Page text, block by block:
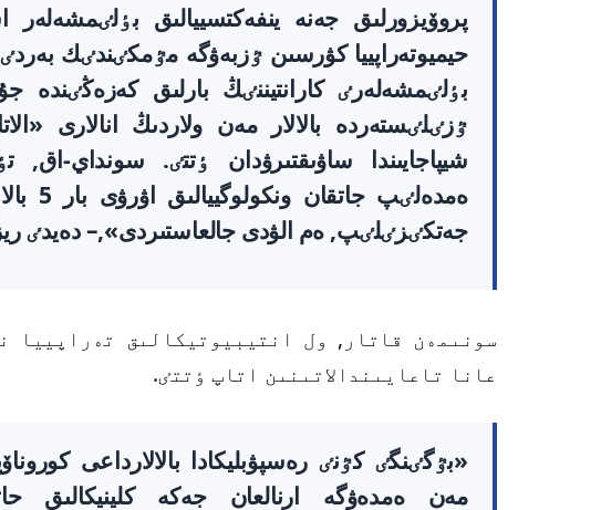
پروۆيزورلىق جەنە ينفەكتسييالىق
حيميوتەراپييا كۋرسىن ٷزبەۋگە مٷمكٸندٸك بەردٸ.
بٶلٸمشەلەرٸ كارانتيننٸڭ بارلىق
ٷزٸلٸستەردە بالالار مەن ولاردىڭ انالارى
شيپاجايىندا ساۋىقتىرۋدان ٶتتٸ. سونداي-اق,
جەتكٸزٸلٸپ, ەم الۋدى جالعاستىردى»,– دەيدٸ ريزا
سونىمەن قاتار, ول انتيبيوتيكالىق تەراپييا
عانا تاعايىندالاتىنىن اتاپ ٶتتٸ.
«بٷگٸنگٸ كٷنٸ رەسپۋبليكادا بالالارداعى
مەن ەمدەۋگە ارنالعان جەكە كلينيكالىق